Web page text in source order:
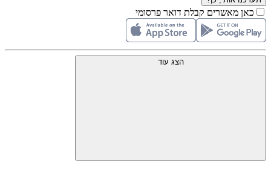
כאן מאשרים קבלת דואר פרסומי
הצג עוד